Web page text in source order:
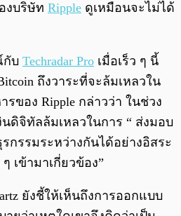
งบริษัท Ripple ดูเหมือนจะไม่ได้
กับ Techradar Pro เมื่อเร็ว ๆ นี้
ถึงวาระที่จะล้มเหลวใน
ของ Ripple กล่าวว่า ในช่วง
ดิจิทัลล้มเหลวในการ “ ส่งมอบ
กรรมระหว่างกันได้อย่างอิสระ
เข้ามาเกี่ยวข้อง”
ยังชี้ให้เห็นถึงการออกแบบ